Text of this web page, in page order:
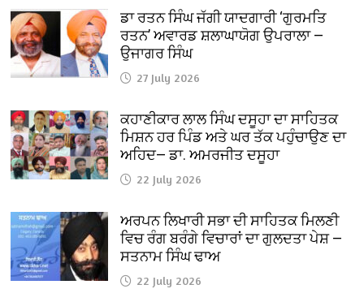
ਡਾ ਰਤਨ ਸਿੰਘ ਜੱਗੀ ਯਾਦਗਾਰੀ ‘ਗੁਰਮਤਿ
ਰਤਨ’ ਅਵਾਰਡ ਸ਼ਲਾਘਾਯੋਗ ਉਪਰਾਲਾ —
ਉਜਾਗਰ ਸਿੰਘ
27 July 2026
ਕਹਾਣੀਕਾਰ ਲਾਲ ਸਿੰਘ ਦਸੂਹਾ ਦਾ ਸਾਹਿਤਕ
ਮਿਸ਼ਨ ਹਰ ਪਿੰਡ ਅਤੇ ਘਰ ਤੱਕ ਪਹੁੰਚਾਉਣ ਦਾ
ਅਹਿਦ— ਡਾ. ਅਮਰਜੀਤ ਦਸੂਹਾ
22 July 2026
ਅਰਪਨ ਲਿਖਾਰੀ ਸਭਾ ਦੀ ਸਾਹਿਤਕ ਮਿਲਣੀ
ਵਿਚ ਰੰਗ ਬਰੰਗੇ ਵਿਚਾਰਾਂ ਦਾ ਗੁਲਦਤਾ ਪੇਸ਼ —
ਸਤਨਾਮ ਸਿੰਘ ਢਾਅ
22 July 2026